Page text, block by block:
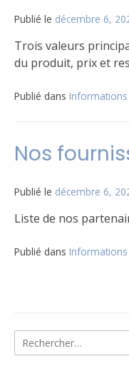
Publié le décembre 6,
Trois valeurs
du produit, prix et
Publié dans
Nos
Publié le décembre 6,
Liste de nos
Publié dans